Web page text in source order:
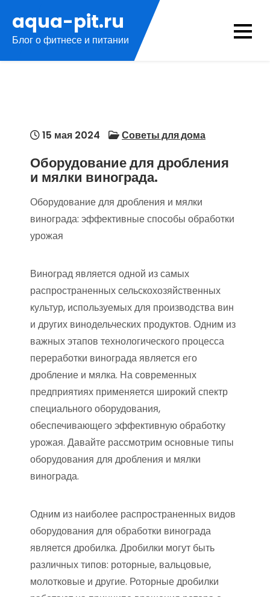
содержимому
aqua-pit.ru
Блог о фитнесе и питании
15 мая 2024 Советы для дома
Оборудование для дробления
и мялки винограда.
Оборудование для дробления и мялки
винограда: эффективные способы обработки
урожая
Виноград является одной из самых
распространенных сельскохозяйственных
культур, используемых для производства вин
и других винодельческих продуктов. Одним из
важных этапов технологического процесса
переработки винограда является его
дробление и мялка. На современных
предприятиях применяется широкий спектр
специального оборудования,
обеспечивающего эффективную обработку
урожая. Давайте рассмотрим основные типы
оборудования для дробления и мялки
винограда.
Одним из наиболее распространенных видов
оборудования для обработки винограда
является дробилка. Дробилки могут быть
различных типов: роторные, вальцовые,
молотковые и другие. Роторные дробилки